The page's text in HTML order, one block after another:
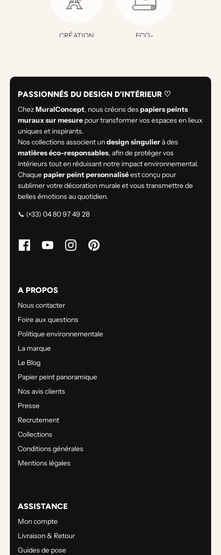
CRÉATION
ECO-
PASSIONNÉS DU DESIGN D'INTÉRIEUR ♡
ChezMuralConcept, nous créons despapiers peints
muraux sur mesure pour transformer vos espaces en lieux
uniques et inspirants.
Nos collections associent undesign singulierà des
matières éco-responsables, afin de protéger vos
intérieurs tout en réduisant notre impact environnemental.
Chaquepapier peint personnaliséest conçu pour
sublimer votre décoration murale et vous transmettre de
belles émotions au quotidien.
📞 (+33) 04 80 97 49 28
A PROPOS
Nous contacter
Foire aux questions
Politique environnementale
La marque
Le Blog
Papier peint panoramique
Nos avis clients
Presse
Recrutement
Collections
Conditions générales
Mentions légales
ASSISTANCE
Mon compte
Livraison & Retour
Guides de pose